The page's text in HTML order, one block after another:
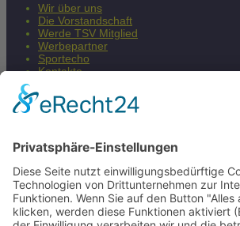
Wir über uns
Die Vorstandschaft
Werde TSV Mitglied
Werbepartner
Sportecho
Kontakte
Datenschutzerklärung
Barrierefreiheitserklärung
Fair & Regional
Mehr Infos